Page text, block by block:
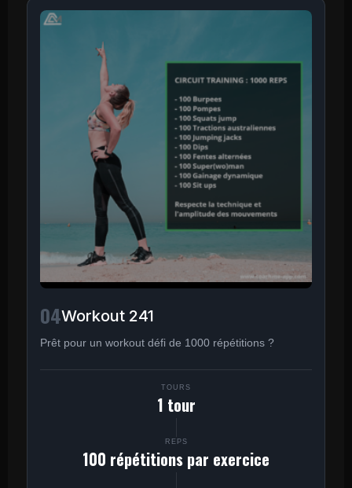
04Workout 241
Prêt pour un workout défi de 1000 répétitions ?
TOURS
1 tour
REPS
100 répétitions par exercice